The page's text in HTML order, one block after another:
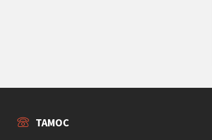
ТАМОС